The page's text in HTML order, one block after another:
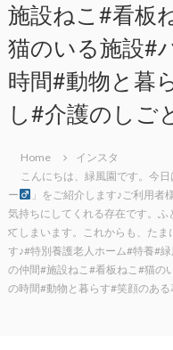
施設ねこ#看板
猫のいる施設#
時間#動物と暮
し#介護のしご
Home
インスタ
こんにちは、緑風園です。今
ー
」をご紹介します♪ご利用者
気持ちにしてくれる存在です。
てしまいます。これからも、た
す♪#特別養護老人ホーム#特養#
の仲間#施設ねこ#看板ねこ#猫の
の時間#動物と暮らす#笑顔のある